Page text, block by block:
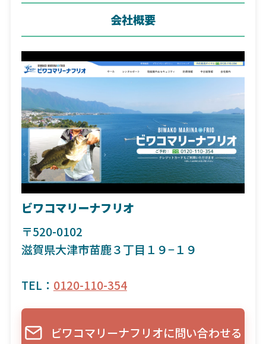
会社概要
ビワコマリーナフリオ
〒520-0102
滋賀県大津市苗鹿３丁目１９−１９
TEL： 0120-110-354
ビワコマリーナフリオに問い合わせる